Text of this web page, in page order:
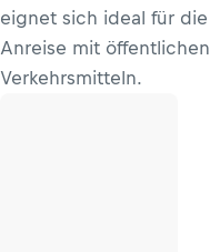
eignet sich ideal für die
Anreise mit öffentlichen
Verkehrsmitteln.